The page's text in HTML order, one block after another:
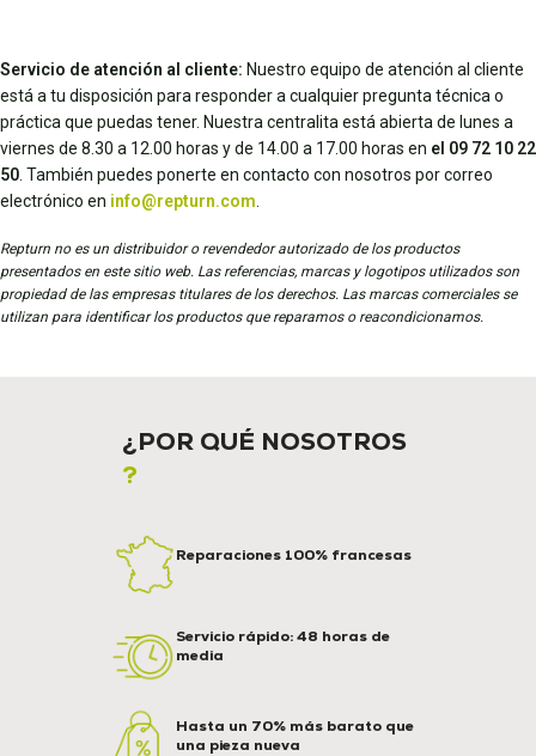
Servicio de atención al cliente: Nuestro equipo de atención al cliente
está a tu disposición para responder a cualquier pregunta técnica o
práctica que puedas tener. Nuestra centralita está abierta de lunes a
viernes de 8.30 a 12.00 horas y de 14.00 a 17.00 horas en el 09 72 10 22
50 . También puedes ponerte en contacto con nosotros por correo
electrónico en info@repturn.com
Repturn no es un distribuidor o revendedor autorizado de los productos
presentados en este sitio web. Las referencias, marcas y logotipos utilizados son
propiedad de las empresas titulares de los derechos. Las marcas comerciales se
utilizan para identificar los productos que reparamos o reacondicionamos.
¿POR QUÉ NOSOTROS
?
Reparaciones 100% francesas
Servicio rápido: 48 horas de
media
Hasta un 70% más barato que
una pieza nueva